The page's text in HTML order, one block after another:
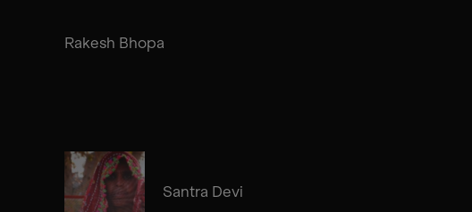
Rakesh Bhopa
Santra Devi